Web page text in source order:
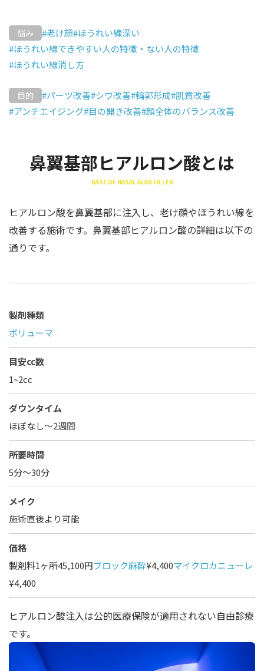
悩み #老け顔#ほうれい線深い
#ほうれい線できやすい人の特徴・ない人の特徴
#ほうれい線消し方
目的 #パーツ改善#シワ改善#輪郭形成#肌質改善
#アンチエイジング#目の開き改善#顔全体のバランス改善
鼻翼基部ヒアルロン酸とは
BASE OF NASAL ALAR FILLER
ヒアルロン酸を鼻翼基部に注入し、老け顔やほうれい線を
改善する施術です。鼻翼基部ヒアルロン酸の詳細は以下の
通りです。
製剤種類
ボリューマ
目安cc数
1~2cc
ダウンタイム
ほぼなし〜2週間
所要時間
5分～30分
メイク
施術直後より可能
価格
製剤料1ヶ所45,100円ブロック麻酔¥4,400マイクロカニューレ
¥4,400
ヒアルロン酸注入は公的医療保険が適用されない自由診療
です。